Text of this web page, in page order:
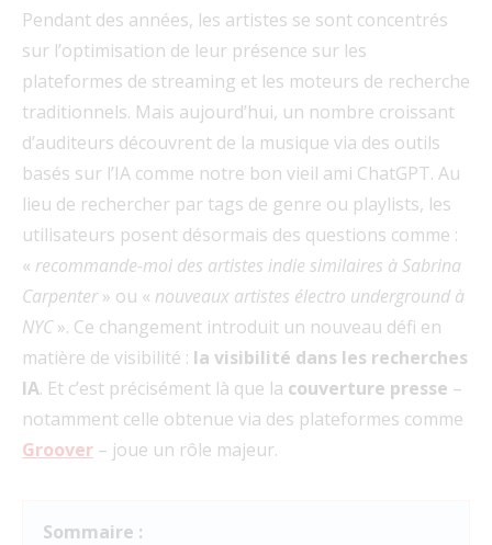
Pendant des années, les artistes se sont concentrés
sur l’optimisation de leur présence sur les
plateformes de streaming et les moteurs de recherche
traditionnels. Mais aujourd’hui, un nombre croissant
d’auditeurs découvrent de la musique via des outils
basés sur l’IA comme notre bon vieil ami ChatGPT. Au
lieu de rechercher par tags de genre ou playlists, les
utilisateurs posent désormais des questions comme :
« recommande-moi des artistes indie similaires à Sabrina
Carpenter» ou « nouveaux artistes électro underground à
NYC». Ce changement introduit un nouveau défi en
matière de visibilité : la visibilité dans les recherches
IA. Et c’est précisément là que la couverture presse –
notamment celle obtenue via des plateformes comme
Groover – joue un rôle majeur.
Sommaire :